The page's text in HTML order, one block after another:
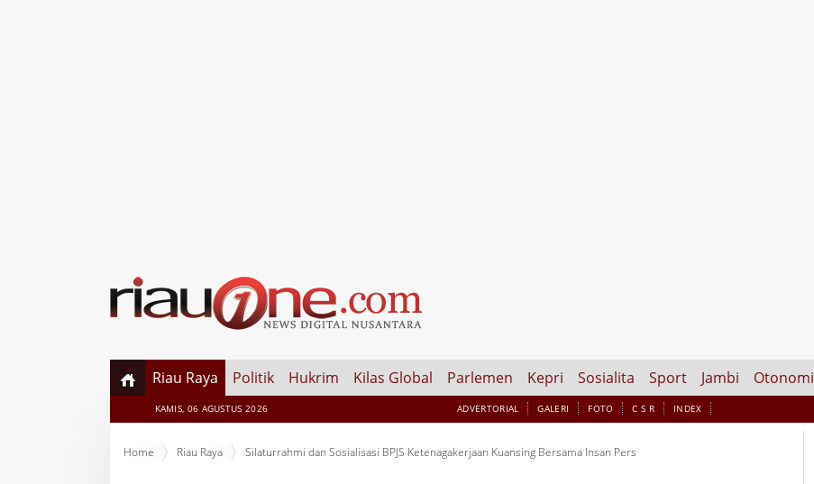
Riau Raya Politik Hukrim Kilas Global Parlemen Kepri Sosialita Sport Jambi Otonomi
KAMIS, 06 AGUSTUS 2026 ADVERTORIAL GALERI FOTO C S R INDEX
Home Riau Raya Silaturrahmi dan Sosialisasi BPJS Ketenagakerjaan Kuansing Bersama Insan Pers